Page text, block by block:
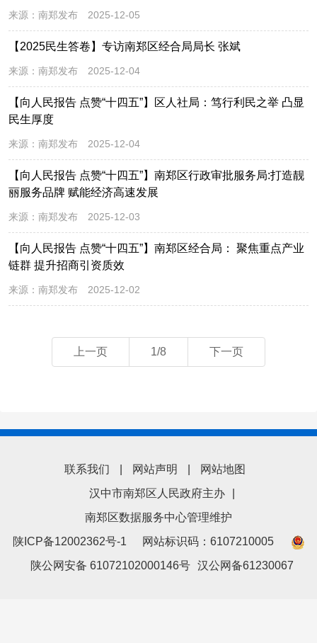
来源： 南郑发布 2025-12-05
【2025民生答卷】专访南郑区经合局局长 张斌
来源： 南郑发布 2025-12-04
【向人民报告 点赞“十四五”】区人社局：笃行利民之举 凸显
民生厚度
来源： 南郑发布 2025-12-04
【向人民报告 点赞“十四五”】南郑区行政审批服务局:打造靓
丽服务品牌 赋能经济高速发展
来源： 南郑发布 2025-12-03
【向人民报告 点赞“十四五”】南郑区经合局： 聚焦重点产业
链群 提升招商引资质效
来源： 南郑发布 2025-12-02
上一页 1/8 下一页
联系我们 网站声明
网站地图
汉中市南郑区人民政府主办
南郑区数据服务中心管理维护
陕ICP备12002362号-1
网站标识码：6107210005
陕公网安备 61072102000146号 汉公网备61230067